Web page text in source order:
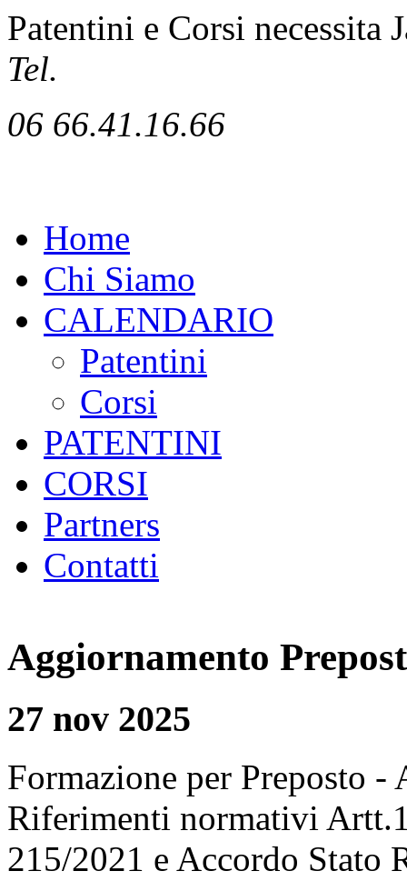
Patentini e Corsi necessita
Tel.
06 66.41.16.66
Home
Chi Siamo
CALENDARIO
Patentini
Corsi
PATENTINI
CORSI
Partners
Contatti
Aggiornamento
27 nov 2025
Formazione per Preposto
Riferimenti normativi
215/2021 e Accordo Stato